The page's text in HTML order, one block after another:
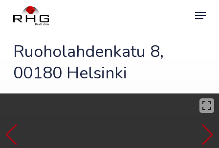
Menu
Ruoholahdenkatu 8,
00180 Helsinki